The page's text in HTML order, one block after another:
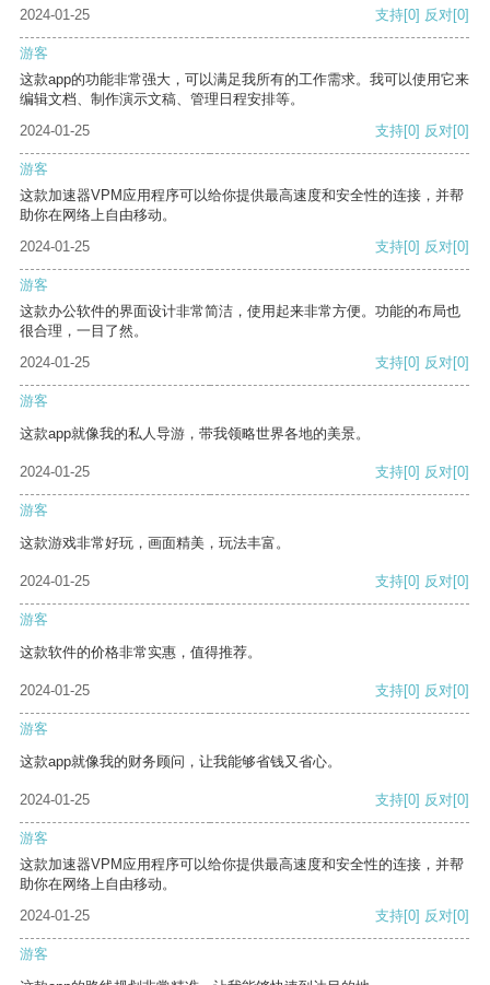
2024-01-25
支持[0] 反对[0]
游客
这款app的功能非常强大，可以满足我所有的工作需求。我可以使用它来
编辑文档、制作演示文稿、管理日程安排等。
2024-01-25
支持[0] 反对[0]
游客
这款加速器VPM应用程序可以给你提供最高速度和安全性的连接，并帮
助你在网络上自由移动。
2024-01-25
支持[0] 反对[0]
游客
这款办公软件的界面设计非常简洁，使用起来非常方便。功能的布局也
很合理，一目了然。
2024-01-25
支持[0] 反对[0]
游客
这款app就像我的私人导游，带我领略世界各地的美景。
2024-01-25 支持[0] 反对[0]
游客
这款游戏非常好玩，画面精美，玩法丰富。
2024-01-25 支持[0] 反对[0]
游客
这款软件的价格非常实惠，值得推荐。
2024-01-25 支持[0] 反对[0]
游客
这款app就像我的财务顾问，让我能够省钱又省心。
2024-01-25 支持[0] 反对[0]
游客
这款加速器VPM应用程序可以给你提供最高速度和安全性的连接，并帮
助你在网络上自由移动。
2024-01-25
支持[0] 反对[0]
游客